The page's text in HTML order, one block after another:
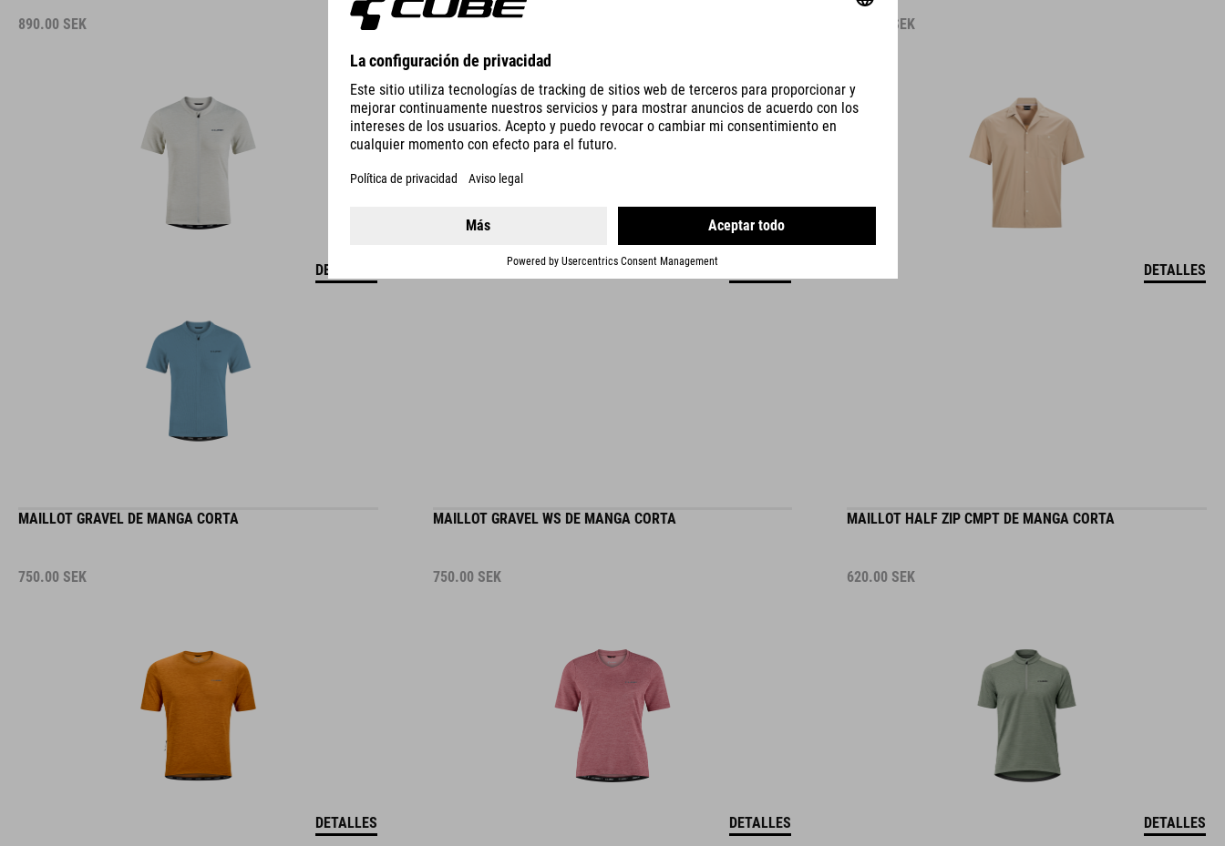
890.00 SEK
DETALLES
SEK
DETALLES
MAILLOT GRAVEL DE MANGA CORTA
750.00 SEK
DETALLES
MAILLOT GRAVEL WS DE MANGA CORTA
750.00 SEK
DETALLES
MAILLOT HALF ZIP CMPT DE MANGA CORTA
620.00 SEK
DETALLES